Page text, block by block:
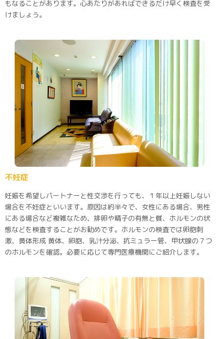
もなることがあります。心あたりがあればできるだけ早く検査を受
けましょう。
不妊症
妊娠を希望しパートナーと性交渉を行っても、１年以上妊娠しない
場合を不妊症といいます。原因は約半々で、女性にある場合、男性
にある場合など複雑なため、排卵や精子の有無と質、ホルモンの状
態などを検査することがお勧めです。ホルモンの検査では卵胞刺
激、黄体形成 黄体、卵胞、乳汁分泌、抗ミュラー管、甲状腺の７つ
のホルモンを確認。必要に応じて専門医療機関にご紹介します。